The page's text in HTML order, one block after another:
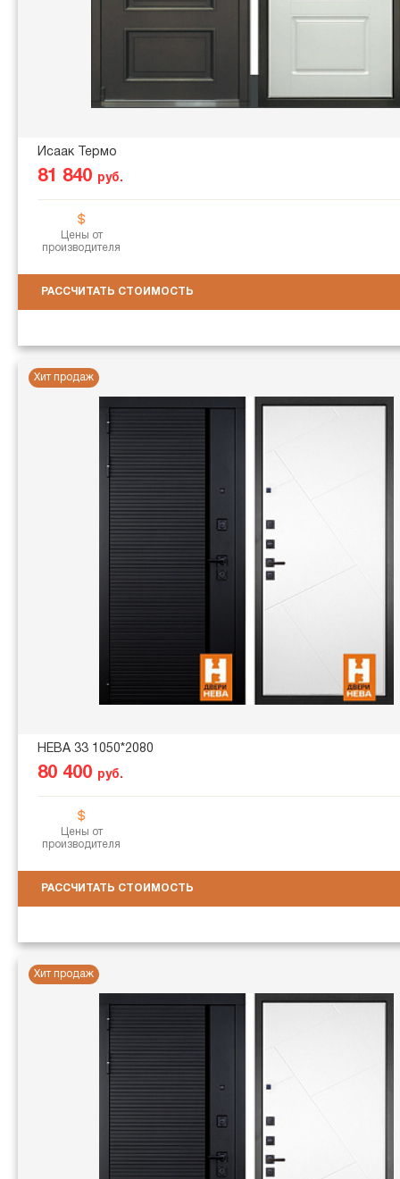
Исаак Термо
81 840 руб.
Цены от
производителя
РАССЧИТАТЬ СТОИМОСТЬ
Хит продаж
НЕВА 33 1050*2080
80 400 руб.
Цены от
производителя
РАССЧИТАТЬ СТОИМОСТЬ
Хит продаж